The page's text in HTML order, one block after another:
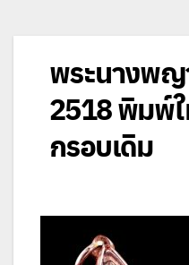
พระนางพญ
2518 พิมพ์
กรอบเดิม